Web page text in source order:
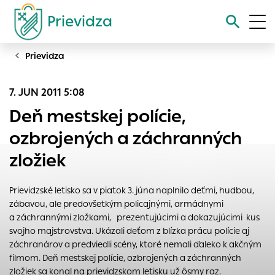
Prievidza
Vyhľadávanie
Prievidza
7. JUN 2011 5:08
Deň mestskej polície,
ozbrojených a záchranných
zložiek
Prievidzské letisko sa v piatok 3. júna naplnilo deťmi, hudbou,
zábavou, ale predovšetkým policajnými, armádnymi
a záchrannými zložkami, prezentujúcimi a dokazujúcimi kus
svojho majstrovstva. Ukázali deťom z blízka prácu polície aj
záchranárov a predviedli scény, ktoré nemali ďaleko k akčným
filmom. Deň mestskej polície, ozbrojených a záchranných
zložiek sa konal na prievidzskom letisku už ôsmy raz.
Nastavenie cookies
Cookies sú malé súbory, do ktorých webové stránky môžu
ukladať informácie o vašej aktivite a preferenciách.
Používajú sa napríklad k tomu, aby si webový prehliadač
voľba v tomto okne.
Vyberte úroveň cookies, ktorú chcete povoliť
Technické cookies
Technické súbory cookie sú pre prevádzku nevyhnutné a
pomáhajú urobiť webové stránky uplatniteľnými tým, že
umožňujú základné funkcie, ako je navigácia na stránke a